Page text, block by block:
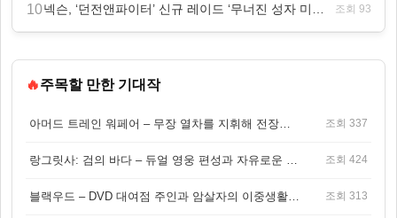
10 조회 93
🔥주목할 만한 기대작
조회 337
조회 424
조회 313